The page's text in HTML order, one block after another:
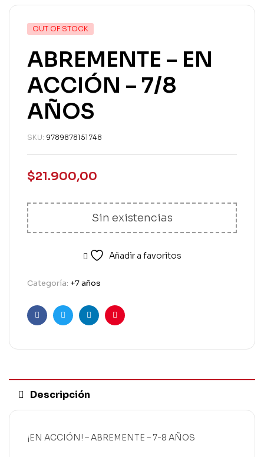
OUT OF STOCK
ABREMENTE – EN
ACCIÓN – 7/8
AÑOS
SKU: 9789878151748
$21.900,00
Sin existencias
Añadir a favoritos
Categoría: +7 años
FacebookTwitterLinkedinPinterest
Descripción
¡EN ACCIÓN! – ABREMENTE – 7-8 AÑOS